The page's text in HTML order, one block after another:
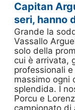
Capitan
seri, hanno
Grande la
Vassallo
solo della
cui è arrivata,
professionali
massimo ogni
splendida. I
Porcu e